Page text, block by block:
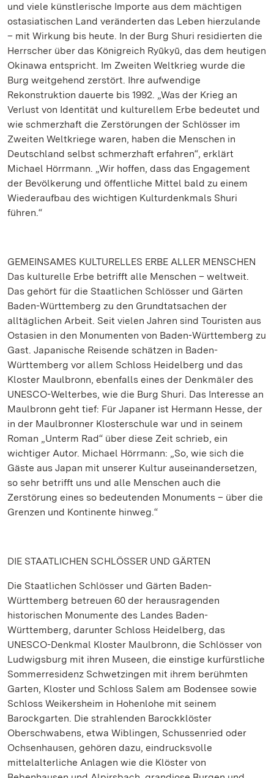
und viele künstlerische Importe aus dem mächtigen
ostasiatischen Land veränderten das Leben hierzulande
– mit Wirkung bis heute. In der Burg Shuri residierten die
Herrscher über das Königreich Ryūkyū, das dem heutigen
Okinawa entspricht. Im Zweiten Weltkrieg wurde die
Burg weitgehend zerstört. Ihre aufwendige
Rekonstruktion dauerte bis 1992. „Was der Krieg an
Verlust von Identität und kulturellem Erbe bedeutet und
wie schmerzhaft die Zerstörungen der Schlösser im
Zweiten Weltkriege waren, haben die Menschen in
Deutschland selbst schmerzhaft erfahren“, erklärt
Michael Hörrmann. „Wir hoffen, dass das Engagement
der Bevölkerung und öffentliche Mittel bald zu einem
Wiederaufbau des wichtigen Kulturdenkmals Shuri
führen.“
GEMEINSAMES KULTURELLES ERBE ALLER MENSCHEN
Das kulturelle Erbe betrifft alle Menschen – weltweit.
Das gehört für die Staatlichen Schlösser und Gärten
Baden-Württemberg zu den Grundtatsachen der
alltäglichen Arbeit. Seit vielen Jahren sind Touristen aus
Ostasien in den Monumenten von Baden-Württemberg zu
Gast. Japanische Reisende schätzen in Baden-
Württemberg vor allem Schloss Heidelberg und das
Kloster Maulbronn, ebenfalls eines der Denkmäler des
UNESCO-Welterbes, wie die Burg Shuri. Das Interesse an
Maulbronn geht tief: Für Japaner ist Hermann Hesse, der
in der Maulbronner Klosterschule war und in seinem
Roman „Unterm Rad“ über diese Zeit schrieb, ein
wichtiger Autor. Michael Hörrmann: „So, wie sich die
Gäste aus Japan mit unserer Kultur auseinandersetzen,
so sehr betrifft uns und alle Menschen auch die
Zerstörung eines so bedeutenden Monuments – über die
Grenzen und Kontinente hinweg.“
DIE STAATLICHEN SCHLÖSSER UND GÄRTEN
Die Staatlichen Schlösser und Gärten Baden-
Württemberg betreuen 60 der herausragenden
historischen Monumente des Landes Baden-
Württemberg, darunter Schloss Heidelberg, das
UNESCO-Denkmal Kloster Maulbronn, die Schlösser von
Ludwigsburg mit ihren Museen, die einstige kurfürstliche
Sommerresidenz Schwetzingen mit ihrem berühmten
Garten, Kloster und Schloss Salem am Bodensee sowie
Schloss Weikersheim in Hohenlohe mit seinem
Barockgarten. Die strahlenden Barockklöster
Oberschwabens, etwa Wiblingen, Schussenried oder
Ochsenhausen, gehören dazu, eindrucksvolle
mittelalterliche Anlagen wie die Klöster von